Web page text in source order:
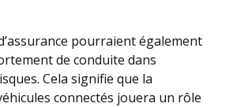
pourraient également
de conduite dans
Cela signifie que la
connectés jouera un rôle